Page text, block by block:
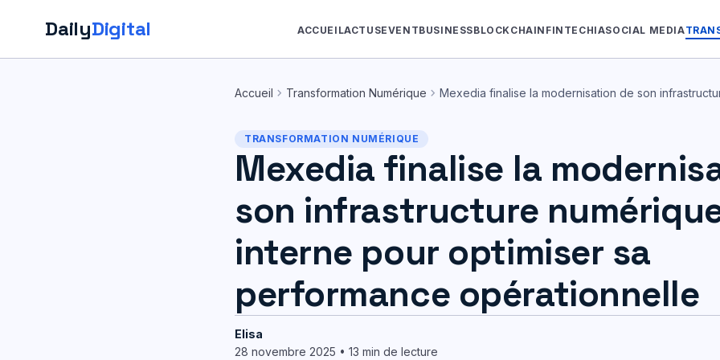
DailyDigital ACCUEILACTUSEVENTBUSINESSBLOCKCHAIN FINTECHIASOCIAL MEDIA
Accueil chevron_right Transformation Numérique chevron_right Mexedia finalise la modernisation de son
TRANSFORMATION NUMÉRIQUE
Mexedia finalise la
son infrastructure
interne pour optimiser sa
performance opérationnelle
Elisa
28 novembre 2025 • 13 min de lecture